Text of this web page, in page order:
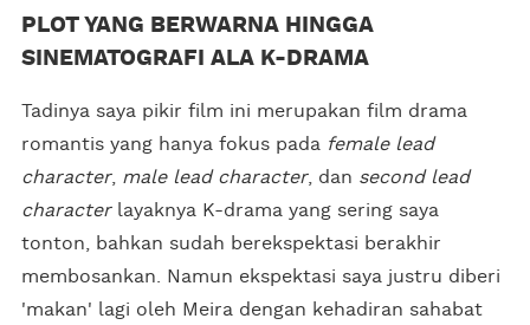
PLOT YANG BERWARNA HINGGA
SINEMATOGRAFI ALA K-DRAMA
Tadinya saya pikir film ini merupakan film drama
romantis yang hanya fokus pada female lead
character, male lead character, dan second lead
characterlayaknya K-drama yang sering saya
tonton, bahkan sudah berekspektasi berakhir
membosankan. Namun ekspektasi saya justru diberi
'makan' lagi oleh Meira dengan kehadiran sahabat